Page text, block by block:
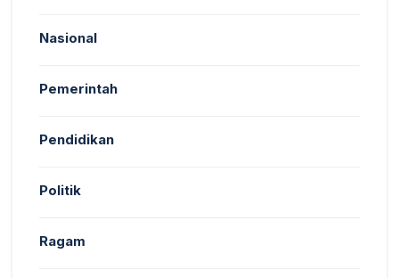
Nasional
Pemerintah
Pendidikan
Politik
Ragam